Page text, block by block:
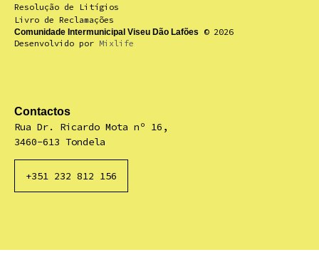
Resolução de Litígios
Livro de Reclamações
Comunidade Intermunicipal Viseu Dão Lafões
© 2026
Desenvolvido por Mixlife
Contactos
Rua Dr. Ricardo Mota nº 16,
3460-613 Tondela
+351 232 812 156